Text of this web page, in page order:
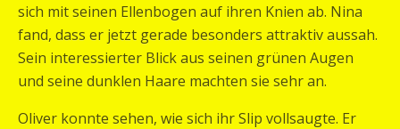
sich mit seinen Ellenbogen auf ihren Knien ab. Nina
fand, dass er jetzt gerade besonders attraktiv aussah.
Sein interessierter Blick aus seinen grünen Augen
und seine dunklen Haare machten sie sehr an.
Oliver konnte sehen, wie sich ihr Slip vollsaugte. Er